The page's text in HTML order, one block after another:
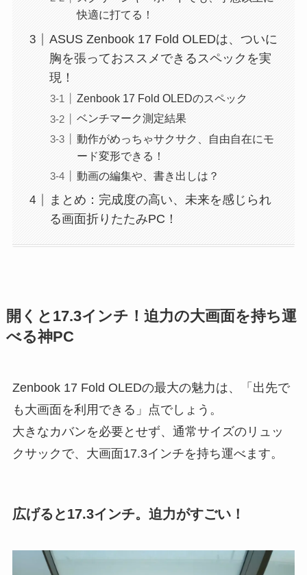
快適に打てる！
ASUS Zenbook 17 Fold OLEDは、ついに
胸を張っておススメできるスペックを実
現！
Zenbook 17 Fold OLEDのスペック
ベンチマーク測定結果
動作がめっちゃサクサク、自由自在にモ
ード変形できる！
動画の編集や、書き出しは？
まとめ：完成度の高い、未来を感じられ
る画面折りたたみPC！
開くと17.3インチ！迫力の大画面を持ち運
べる神PC
Zenbook 17 Fold OLEDの最大の魅力は、「出先で
も大画面を利用できる」点でしょう。
大きなカバンを必要とせず、通常サイズのリュッ
クサックで、大画面17.3インチを持ち運べます。
広げると17.3インチ。迫力がすごい！